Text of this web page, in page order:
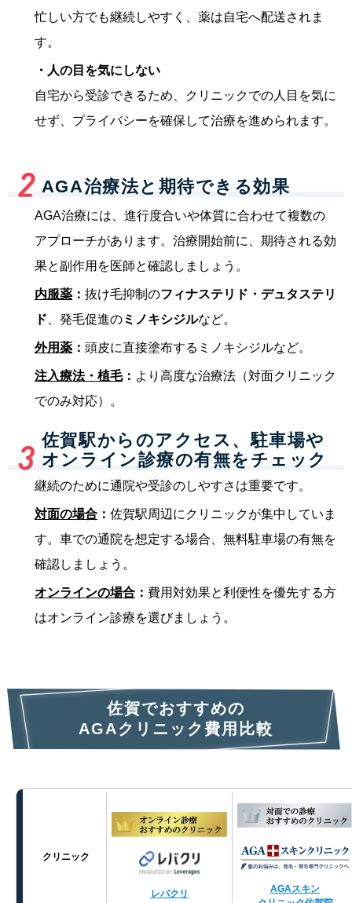
忙しい方でも継続しやすく、薬は自宅へ配送されま
す。
・人の目を気にしない
自宅から受診できるため、クリニックでの人目を気に
せず、プライバシーを確保して治療を進められます。
AGA治療法と期待できる効果
AGA治療には、進行度合いや体質に合わせて複数の
アプローチがあります。治療開始前に、期待される効
果と副作用を医師と確認しましょう。
内服薬 ： 抜け毛抑制のフィナステリド・デュタステリ
ド 、発毛促進のミノキシジルなど。
外用薬 ： 頭皮に直接塗布するミノキシジルなど。
注入療法・植毛： より高度な治療法（対面クリニック
でのみ対応）。
佐賀駅からのアクセス、駐車場や
オンライン診療の有無をチェック
継続のために通院や受診のしやすさは重要です。
対面の場合 ： 佐賀駅周辺にクリニックが集中していま
す。車での通院を想定する場合、無料駐車場の有無を
確認しましょう。
オンラインの場合 ： 費用対効果と利便性を優先する方
はオンライン診療を選びましょう。
佐賀でおすすめの
AGAクリニック費用比較
クリニック
レバクリ
AGAスキン